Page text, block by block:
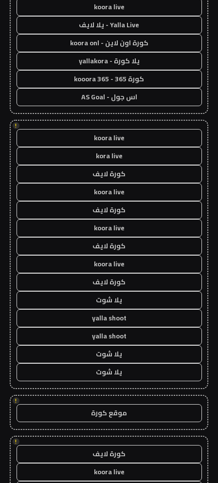
koora live
Yalla Live - يلا لايف
كورة اون لاين - koora onl
يلا كورة - yallakora
كورة 365 - kooora 365
اس جول - AS Goal
!
koora live
kora live
كورة لايف
koora live
كورة لايف
koora live
كورة لايف
koora live
كورة لايف
يلا شوت
yalla shoot
yalla shoot
يلا شوت
يلا شوت
!
موقع كورة
!
كورة لايف
koora live